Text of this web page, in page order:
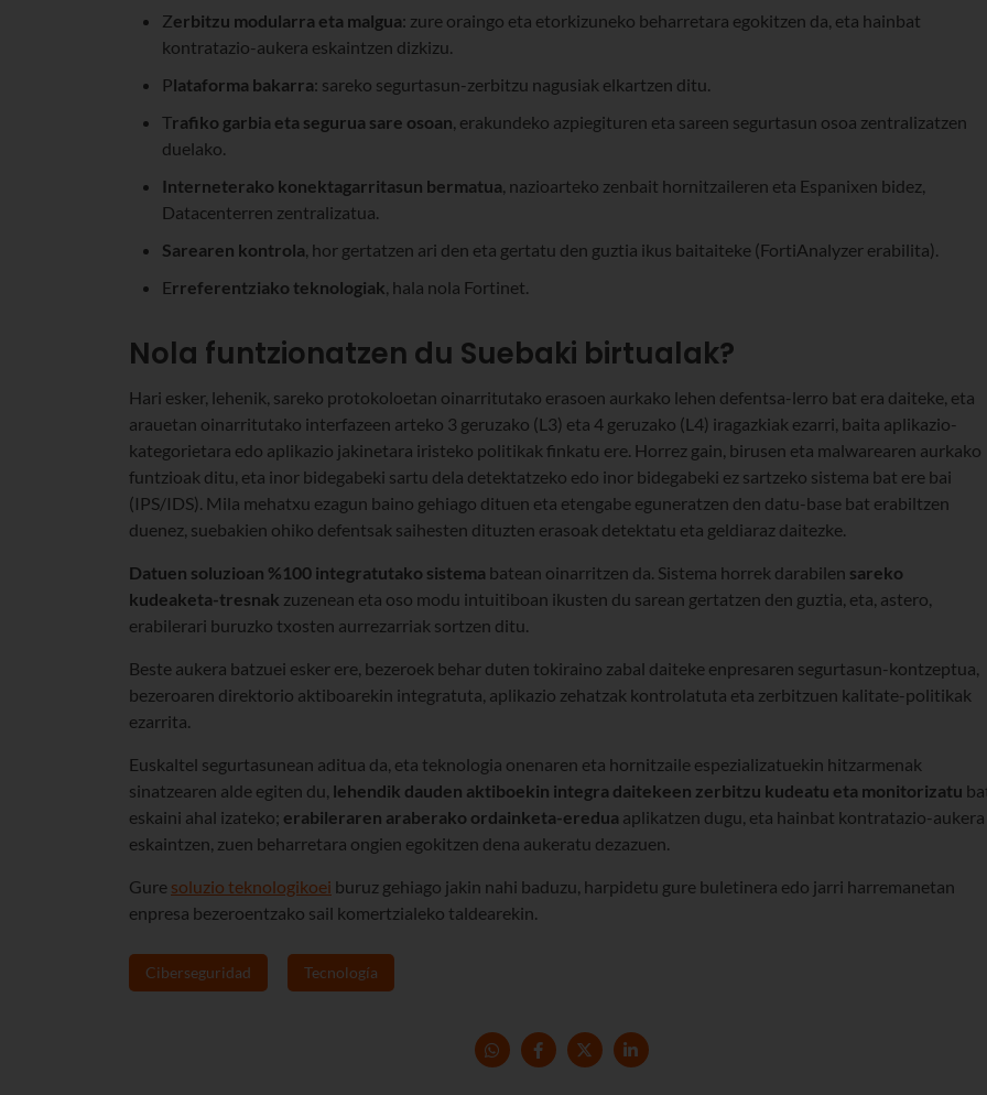
Zerbitzu modularra eta malgua: zure oraingo eta etorkizuneko beharretara egokitzen da, eta hainbat
kontratazio-aukera eskaintzen dizkizu.
Plataforma bakarra: sareko segurtasun-zerbitzu nagusiak elkartzen ditu.
Trafiko garbia eta segurua sare osoan, erakundeko azpiegituren eta sareen segurtasun osoa zentralizatzen
duelako.
Interneterako konektagarritasun bermatua, nazioarteko zenbait hornitzaileren eta Espanixen bidez,
Datacenterren zentralizatua.
Sarearen kontrola, hor gertatzen ari den eta gertatu den guztia ikus baitaiteke (FortiAnalyzer erabilita).
Erreferentziako teknologiak, hala nola Fortinet.
Nola funtzionatzen du Suebaki birtualak?
Hari esker, lehenik, sareko protokoloetan oinarritutako erasoen aurkako lehen defentsa-lerro bat era daiteke, eta
arauetan oinarritutako interfazeen arteko 3 geruzako (L3) eta 4 geruzako (L4) iragazkiak ezarri, baita aplikazio-
kategorietara edo aplikazio jakinetara iristeko politikak finkatu ere. Horrez gain, birusen eta malwarearen aurkako
funtzioak ditu, eta inor bidegabeki sartu dela detektatzeko edo inor bidegabeki ez sartzeko sistema bat ere bai
(IPS/IDS). Mila mehatxu ezagun baino gehiago dituen eta etengabe eguneratzen den datu-base bat erabiltzen
duenez, suebakien ohiko defentsak saihesten dituzten erasoak detektatu eta geldiaraz daitezke.
Datuen soluzioan %100 integratutako sistema batean oinarritzen da. Sistema horrek darabilen sareko
kudeaketa-tresnak zuzenean eta oso modu intuitiboan ikusten du sarean gertatzen den guztia, eta, astero,
erabilerari buruzko txosten aurrezarriak sortzen ditu.
Beste aukera batzuei esker ere, bezeroek behar duten tokiraino zabal daiteke enpresaren segurtasun-kontzeptua,
bezeroaren direktorio aktiboarekin integratuta, aplikazio zehatzak kontrolatuta eta zerbitzuen kalitate-politikak
ezarrita.
Euskaltel segurtasunean aditua da, eta teknologia onenaren eta hornitzaile espezializatuekin hitzarmenak
sinatzearen alde egiten du, lehendik dauden aktiboekin integra daitekeen zerbitzu kudeatu eta monitorizatu
eskaini ahal izateko; erabileraren araberako ordainketa-eredua aplikatzen dugu, eta hainbat kontratazio-aukera
eskaintzen, zuen beharretara ongien egokitzen dena aukeratu dezazuen.
Gure soluzio teknologikoei buruz gehiago jakin nahi baduzu, harpidetu gure buletinera edo jarri harremanetan
enpresa bezeroentzako sail komertzialeko taldearekin.
Ciberseguridad Tecnología